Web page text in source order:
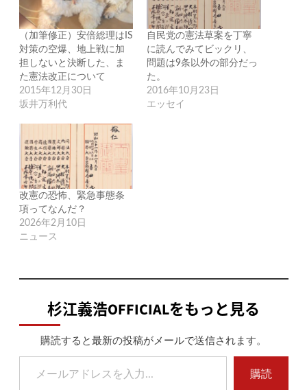
（加筆修正）安倍総理はIS
対策の空爆、地上戦に加
担しないと決断した、ま
た憲法改正について
2015年12月30日
坂井万利代
自民党の憲法草案を丁寧
に読んでみてビックリ、
問題は9条以外の部分だっ
た。
2016年10月23日
エッセイ
改憲の恐怖、緊急事態条
項ってなんだ？
2026年2月10日
ニュース
杉江義浩OFFICIALをもっと見る
購読すると最新の投稿がメールで送信されます。
メールアドレスを入力...
購読